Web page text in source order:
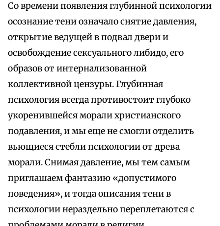
Со времени появления глубинной психологии
осознание тени означало снятие давления,
открытие ведущей в подвал двери и
освобождение сексуального либидо, его
образов от интернализованной
коллективной цензуры. Глубинная
психология всегда противостоит глубоко
укоренившейся морали христианского
подавления, и мы еще не смогли отделить
вьющиеся стебли психологии от древа
морали. Снимая давление, мы тем самым
приглашаем фантазию «допустимого
поведения», и тогда описания тени в
психологии нераздельно переплетаются с